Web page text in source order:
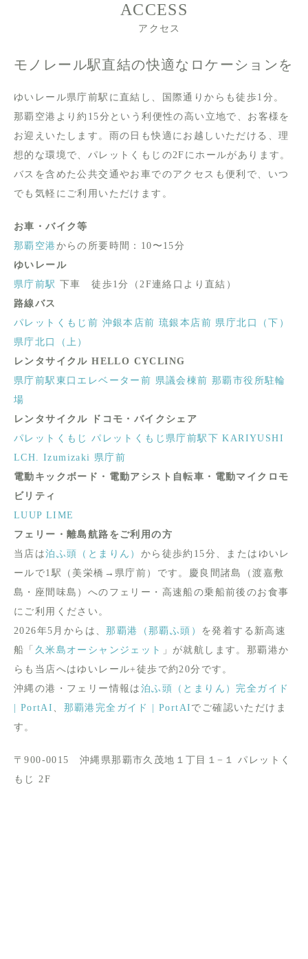
ACCESS
アクセス
モノレール駅直結の快適なロケーションを
ゆいレール県庁前駅に直結し、国際通りからも徒歩1分。
那覇空港より約15分という利便性の高い立地で、お客様を
お迎えいたします。雨の日も快適にお越しいただける、理
想的な環境で、パレットくもじの2Fにホールがあります。
バスを含めた公共交通やお車でのアクセスも便利で、いつ
でも気軽にご利用いただけます。
お車・バイク等
那覇空港からの所要時間：10〜15分
ゆいレール
県庁前駅 下車 徒歩1分（2F連絡口より直結）
路線バス
パレットくもじ前 沖銀本店前 琉銀本店前 県庁北口（下）
県庁北口（上）
レンタサイクル HELLO CYCLING
県庁前駅東口エレベーター前 県議会棟前 那覇市役所駐輪
場
レンタサイクル ドコモ・バイクシェア
パレットくもじ
パレットくもじ県庁前駅下 KARIYUSHI
LCH. Izumizaki 県庁前
電動キックボード・電動アシスト自転車・電動マイクロモ
ビリティ
LUUP LIME
フェリー・離島航路をご利用の方
当店は泊ふ頭（とまりん） から徒歩約15分、またはゆいレ
ールで1駅（美栄橋→県庁前）です。慶良間諸島（渡嘉敷
島・座間味島）へのフェリー・高速船の乗船前後のお食事
にご利用ください。
2026年5月からは、那覇港（那覇ふ頭） を発着する新高速
船「 久米島オーシャンジェット
」が就航します。那覇港か
らも当店へはゆいレール+徒歩で約20分です。
沖縄の港・フェリー情報は 泊ふ頭（とまりん）完全ガイド
| PortAI 、 那覇港完全ガイド | PortAI でご確認いただけま
す。
〒900-0015 沖縄県那覇市久茂地１丁目１−１ パレットく
もじ 2F